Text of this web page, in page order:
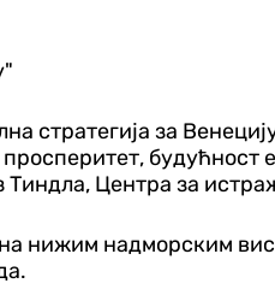
стратегија за
Центра за
нижим надморским